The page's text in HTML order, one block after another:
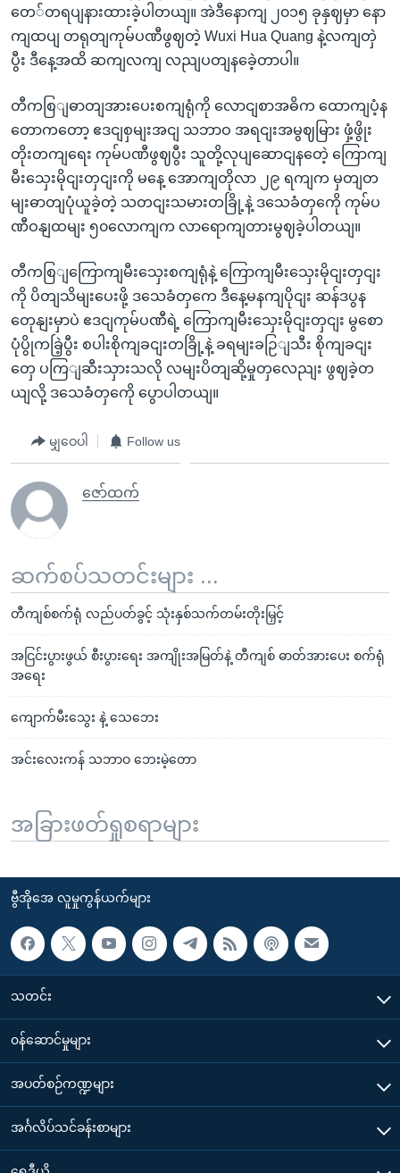
တေ်တရပျနားထားခဲ့ပါတယျ။ အဲဒီနောကျ ၂၀၁၅ ခုနှဈမှာ နော
ကျထပျ တရုတျကုမ်ပဏီဖွဈတဲ့ Wuxi Hua Quang နဲ့လကျတှဲ
ပွီး ဒီနေ့အထိ ဆကျလကျ လညျပတျနခေဲ့တာပါ။
တီကစြျဓာတျအားပေးစကျရုံကို လောငျစာအဓိက ထောကျပံ့န
တောကတော့ ဧဒငျစှမျးအငျ သဘာဝ အရငျးအမွဈမြား ဖှံ့ဖွိုး
တိုးတကျရေး ကုမ်ပဏီဖွဈပွီး သူတို့လုပျဆောငျနတေဲ့ ကြောကျ
မီးသှေးမိုငျးတှငျးကို မနေ့ အောကျတိုလာ ၂၉ ရကျက မှတျတ
မျးဓာတျပုံယူခဲ့တဲ့ သတငျးသမားတခြို့နဲ့ ဒသေခံတှကေို ကုမ်ပ
ဏီဝနျထမျး ၅၀လောကျက လာရောကျတားမွဈခဲ့ပါတယျ။
တီကစြျကြောကျမီးသှေးစကျရုံနဲ့ ကြောကျမီးသှေးမိုငျးတှငျး
ကို ပိတျသိမျးပေးဖို့ ဒသေခံတှကေ ဒီနေ့မနကျပိုငျး ဆန်ဒပွန
တေုနျးမှာပဲ ဧဒငျကုမ်ပဏီရဲ့ ကြောကျမီးသှေးမိုငျးတှငျး မွစော
ပုံပွိုကခြဲ့ပွီး စပါးစိုကျခငျးတခြို့နဲ့ ခရမျးခဉြျသီး စိုကျခငျး
တှေ ပကြျဆီးသှားသလို လမျးပိတျဆို့မှုတှလေညျး ဖွဈခဲ့တ
ယျလို့ ဒသေခံတှကေို ပွောပါတယျ။
မျှဝေပါ Follow us
ဇော်ထက်
ဆက်စပ်သတင်းများ ...
တီကျစ်စက်ရုံ လည်ပတ်ခွင့် သုံးနှစ်သက်တမ်းတိုးမြှင့်
အငြင်းပွားဖွယ် စီးပွားရေး အကျိုးအမြတ်နဲ့ တီကျစ် ဓာတ်အားပေး စက်ရုံ
အရေး
ကျောက်မီးသွေး နဲ့ သေဘေး
အင်းလေးကန် သဘာဝ ဘေးမဲ့တော
အခြားဖတ်ရှုစရာများ
ဗွီအိုအေ လူမှုကွန်ယက်များ
သတင်း
၀န်ဆောင်မှုများ
အပတ်စဉ်ကဏ္ဍများ
အင်္ဂလိပ်သင်ခန်းစာများ